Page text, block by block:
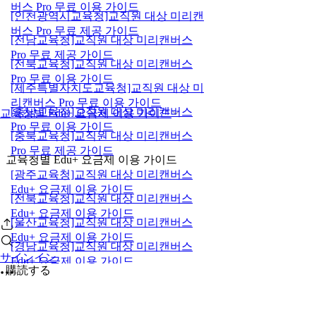
교육청별 Edu+ 요금제 이용 가이드
サインイン
버스 Pro 무료 이용 가이드
[인천광역시교육청]교직원 대상 미리캔
버스 Pro 무료 제공 가이드
[전남교육청]교직원 대상 미리캔버스
Pro 무료 제공 가이드
[전북교육청]교직원 대상 미리캔버스
Pro 무료 이용 가이드
[제주특별자치도교육청]교직원 대상 미
리캔버스 Pro 무료 이용 가이드
[충남교육청]교직원 대상 미리캔버스
Pro 무료 이용 가이드
[충북교육청]교직원 대상 미리캔버스
Pro 무료 제공 가이드
교육청별 Edu+ 요금제 이용 가이드
[광주교육청]교직원 대상 미리캔버스
Edu+ 요금제 이용 가이드
[전북교육청]교직원 대상 미리캔버스
Edu+ 요금제 이용 가이드
[울산교육청]교직원 대상 미리캔버스
Edu+ 요금제 이용 가이드
[경남교육청]교직원 대상 미리캔버스
Edu+ 요금제 이용 가이드
購読する